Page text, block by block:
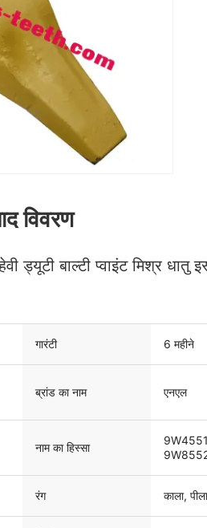
विवरण
बाल्टी प्वाइंट मिश्र धातु
गारंटी 6 महीने
ब्रांड का नाम एनएल
नाम का हिस्सा
रंग काला,